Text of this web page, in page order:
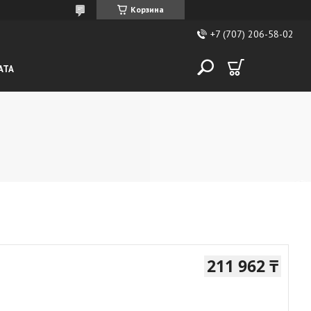
Корзина
+7 (707) 206-58-02
211 962 ₸